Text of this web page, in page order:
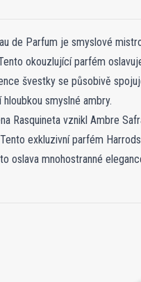
de Parfum je smyslové
okouzlující parfém
švestky se působivě
smyslné ambry.
vznikl Ambre Safrano jako zosobnění
exkluzivní parfém
oslava mnohostranné